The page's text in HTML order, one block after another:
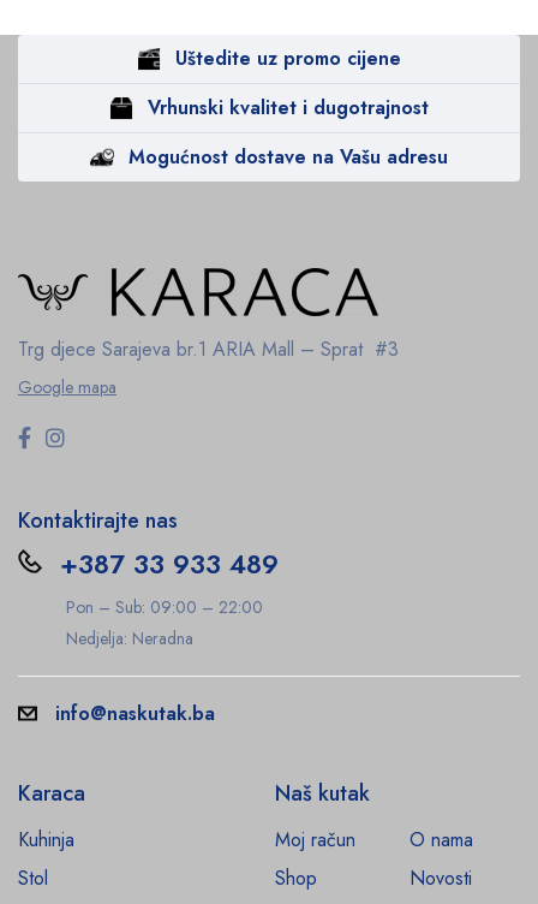
Uštedite uz promo cijene
Vrhunski kvalitet i dugotrajnost
Mogućnost dostave na Vašu adresu
Trg djece Sarajeva br.1 ARIA Mall – Sprat #3
Google mapa
Kontaktirajte nas
+387 33 933 489
Pon – Sub: 09:00 – 22:00
Nedjelja: Neradna
info@naskutak.ba
Karaca
Kuhinja
Stol
Naš kutak
Moj račun
O nama
Shop
Novosti